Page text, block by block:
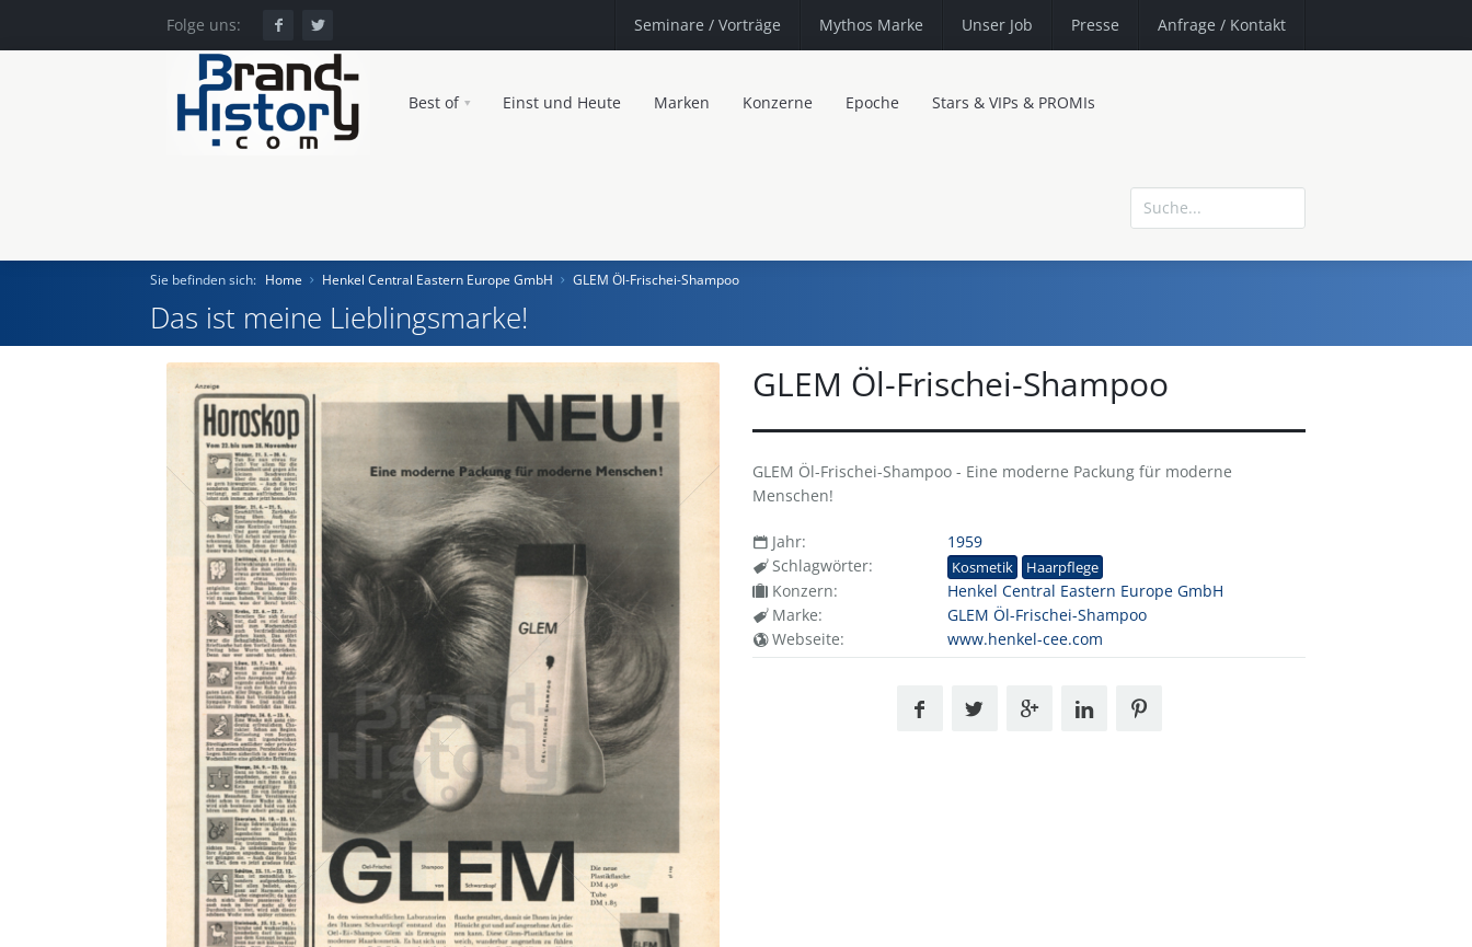
Folge uns: Seminare / Vorträge Mythos Marke Unser Job Presse Anfrage / Kontakt
Best of Einst und Heute Marken Konzerne Epoche Stars & VIPs & PROMIs
Home
Einst und Heute
Marken
Konzerne
Epoche
Sie befinden sich: Home Henkel Central Eastern Europe GmbH GLEM Öl-Frischei-Shampoo
Das ist meine Lieblingsmarke!
GLEM Öl-Frischei-Shampoo
GLEM Öl-Frischei-Shampoo - Eine moderne Packung für moderne
Menschen!
Jahr:
1959
Schlagwörter:
Kosmetik Haarpflege
Konzern:
Henkel Central Eastern Europe GmbH
Marke:
GLEM Öl-Frischei-Shampoo
Webseite:
www.henkel-cee.com